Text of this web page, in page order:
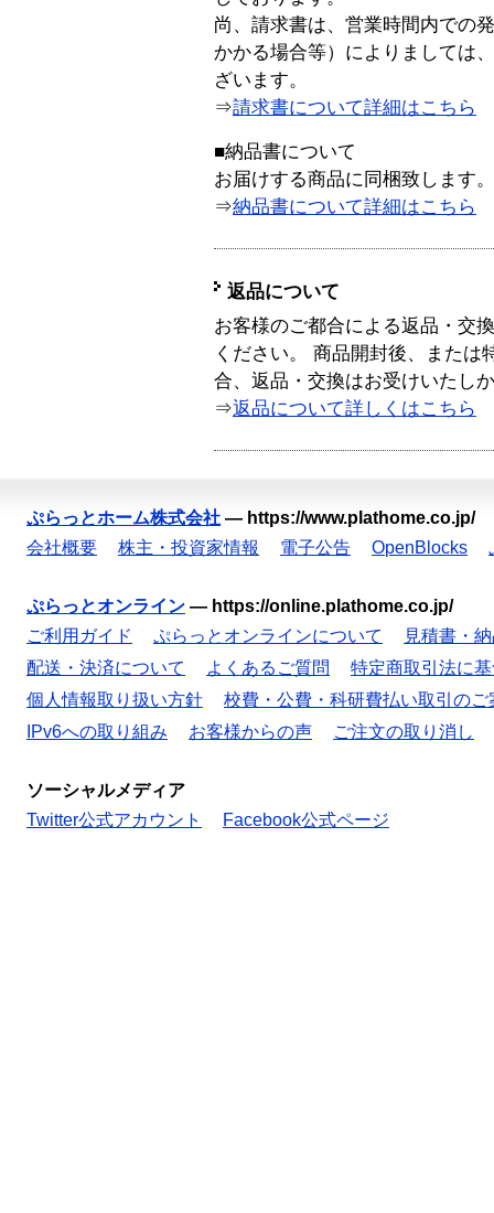
尚、請求書は、営業時間内での
かかる場合等）によりましては
ざいます。
⇒請求書について詳細はこちら
■納品書について
お届けする商品に同梱致します。
⇒納品書について詳細はこちら
返品について
お客様のご都合による返品・交
ください。 商品開封後、または
合、返品・交換はお受けいたし
⇒返品について詳しくはこちら
ぷらっとホーム株式会社 — https://www.plathome.co.jp/
会社概要
株主・投資家情報 電子公告 OpenBlocks
ぷらっとオンライン — https://online.plathome.co.jp/
ご利用ガイド
ぷらっとオンラインについて
見積書・
配送・決済について
よくあるご質問
特定商取引法に
個人情報取り扱い方針
校費・公費・科研費払い取引のご
IPv6への取り組み
お客様からの声 ご注文の取り消し
ソーシャルメディア
Twitter公式アカウント
Facebook公式ページ